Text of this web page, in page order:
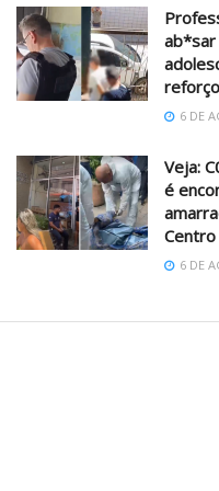
ab*sar
6 DE
Veja:
é
6 DE